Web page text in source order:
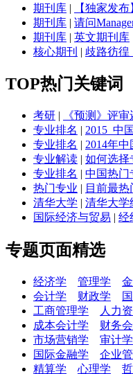
期刊库 |
【独家发
期刊库 | 请问
期刊库 | 英文期刊库
核心期刊 | 歧路彷徨
TOP热门关键词
考研 |
《预测》评审
专业排名 | 2015_中
专业排名 | 2014年
专业解读 | 如何选择
专业排名 | 中国热门
热门专业 | 目前最热
清华大学 | 清华大学
国际经济与贸易 | 经
专题页面精选
经济学 管理学
会计学
财政学
工商管理学
人力
成本会计学
财务
市场营销学
审计学
国际金融学
企业
精算学
心理学